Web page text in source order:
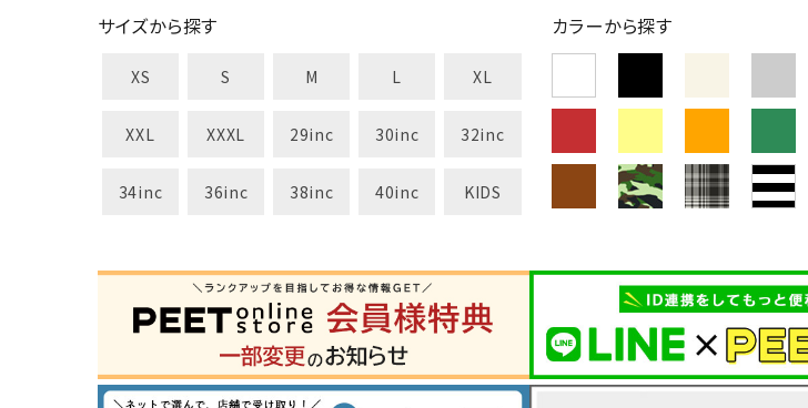
円 ～ 円
カテゴリ
S
M L XL XXL
XXXL
29inc
30inc 32inc 34inc 36inc 38inc
カラー
サイズから探す
XS S M L XL
XXL XXXL 29inc 30inc 32inc
34inc 36inc 38inc 40inc KIDS
カラーから探す